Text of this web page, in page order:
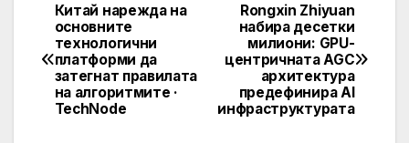
Post
navigation
Rongxin Zhiyuan
набира десетки
милиони: GPU-
центричната AGC
архитектура
предефинира AI
инфраструктурата
Китай нарежда на
основните
технологични
платформи да
затегнат правилата
на алгоритмите ·
TechNode